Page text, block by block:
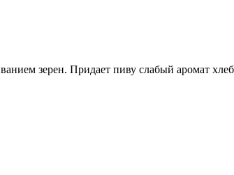
зерен. Придает пиву слабый аромат